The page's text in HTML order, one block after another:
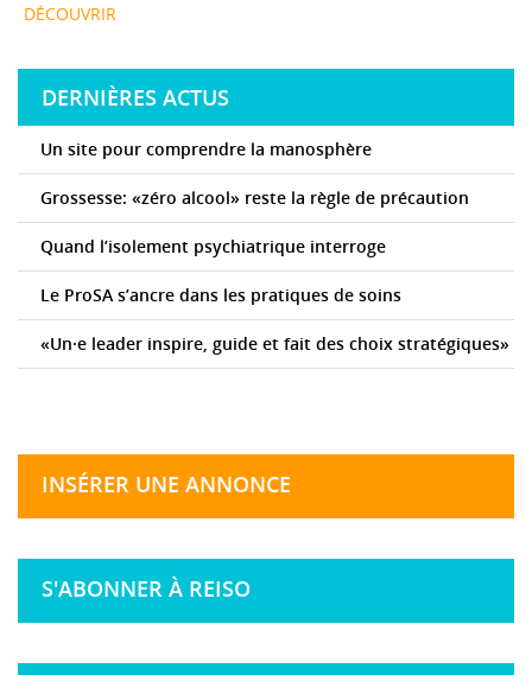
DÉCOUVRIR
DERNIÈRES ACTUS
Un site pour comprendre la manosphère
Grossesse: «zéro alcool» reste la règle de précaution
Quand l’isolement psychiatrique interroge
Le ProSA s’ancre dans les pratiques de soins
«Un·e leader inspire, guide et fait des choix stratégiques»
INSÉRER UNE ANNONCE
S'ABONNER À REISO